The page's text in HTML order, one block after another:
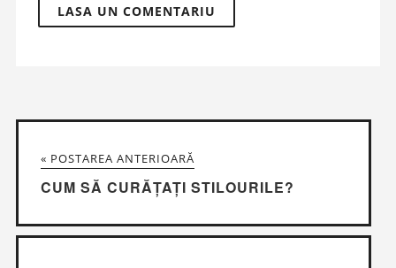
« POSTAREA ANTERIOARĂ
CUM SĂ CURĂȚAȚI STILOURILE?